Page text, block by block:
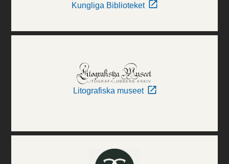
Kungliga Biblioteket
Litografiska museet